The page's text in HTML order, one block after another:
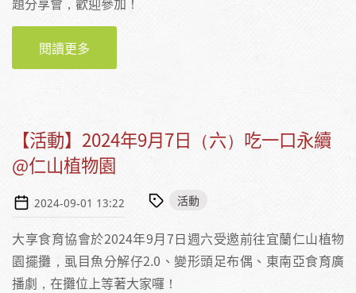
閱讀更多
哩：閱讀城市書店串連計畫
【活動】2024年9月7日（六）吃一口永續
@仁山植物園
2024-09-01 13:22 活動
大享食育協會於2024年9月7日週六受邀前往宜蘭仁山植物
園擺攤，虱目魚分解仔2.0、變形頭足布偶、東南亞食育廣
播劇，在攤位上等著大家囉！